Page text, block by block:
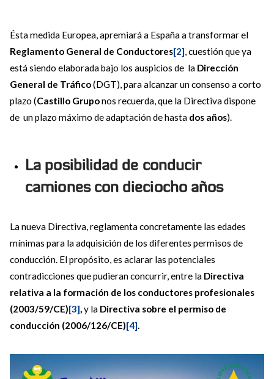
Ésta medida Europea, apremiará a España a transformar el
Reglamento General de Conductores[2], cuestión que ya
está siendo elaborada bajo los auspicios de la Dirección
General de Tráfico(DGT), para alcanzar un consenso a corto
plazo (Castillo Gruponos recuerda, que la Directiva dispone
de un plazo máximo de adaptación de hasta dos años).
La posibilidad de conducir
camiones con dieciocho años
La nueva Directiva, reglamenta concretamente las edades
mínimas para la adquisición de los diferentes permisos de
conducción. El propósito, es aclarar las potenciales
contradicciones que pudieran concurrir, entre la Directiva
relativa a la formación de los conductores profesionales
(2003/59/CE)[3] y la Directiva sobre el permiso de
conducción (2006/126/CE)[4]